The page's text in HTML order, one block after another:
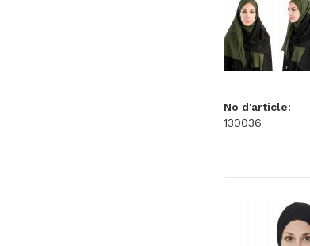
No d'article:
130036